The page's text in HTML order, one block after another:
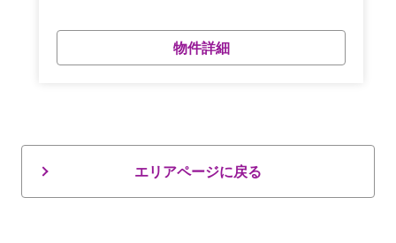
物件詳細
エリアページに戻る